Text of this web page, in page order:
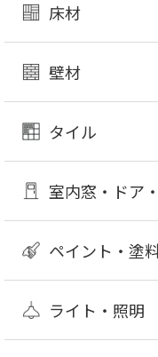
床材
壁材
タイル
室内窓・ドア
ペイント・塗
ライト・照明